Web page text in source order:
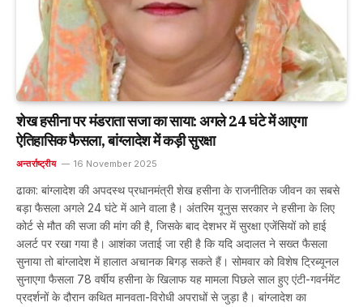
शेख हसीना पर मंडराता सजा का साया: अगले 24 घंटे में आएगा
ऐतिहासिक फैसला, बांग्लादेश में कड़ी सुरक्षा
अन्तर्राष्ट्रीय 16 November 2025
ढाका: बांग्लादेश की अपदस्थ प्रधानमंत्री शेख हसीना के राजनीतिक जीवन का सबसे
बड़ा फैसला अगले 24 घंटे में आने वाला है। अंतरिम यूनुस सरकार ने हसीना के लिए
कोर्ट से मौत की सजा की मांग की है, जिसके बाद देशभर में सुरक्षा एजेंसियों को हाई
अलर्ट पर रखा गया है। आशंका जताई जा रही है कि यदि अदालत ने सख्त फैसला
सुनाया तो बांग्लादेश में हालात अचानक बिगड़ सकते हैं। सोमवार को विशेष ट्रिब्यूनल
सुनाएगा फैसला 78 वर्षीय हसीना के खिलाफ यह मामला पिछले साल हुए एंटी-गवर्नमेंट
प्रदर्शनों के दौरान कथित मानवता-विरोधी अपराधों से जुड़ा है। बांग्लादेश का